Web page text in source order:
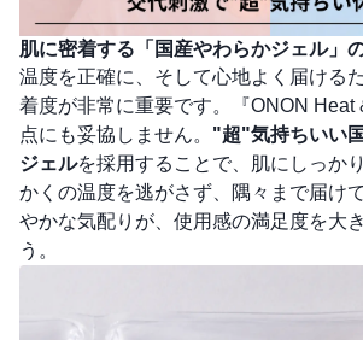
肌に密着する「国産やわらかジェル」
温度を正確に、そして心地よく届ける
着度が非常に重要です。『ONON Heat
点にも妥協しません。 "超"気持ちいい
ジェルを採用することで、肌にしっか
かくの温度を逃がさず、隅々まで届け
やかな気配りが、使用感の満足度を大
う。